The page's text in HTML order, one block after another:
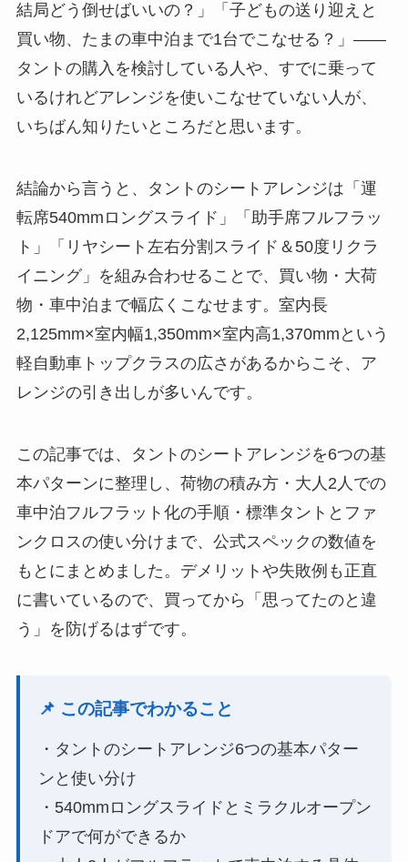
結局どう倒せばいいの？」「子どもの送り迎えと
買い物、たまの車中泊まで1台でこなせる？」——
タントの購入を検討している人や、すでに乗って
いるけれどアレンジを使いこなせていない人が、
いちばん知りたいところだと思います。
結論から言うと、タントのシートアレンジは「運
転席540mmロングスライド」「助手席フルフラッ
ト」「リヤシート左右分割スライド＆50度リクラ
イニング」を組み合わせることで、買い物・大荷
物・車中泊まで幅広くこなせます。室内長
2,125mm×室内幅1,350mm×室内高1,370mmという
軽自動車トップクラスの広さがあるからこそ、ア
レンジの引き出しが多いんです。
この記事では、タントのシートアレンジを6つの基
本パターンに整理し、荷物の積み方・大人2人での
車中泊フルフラット化の手順・標準タントとファ
ンクロスの使い分けまで、公式スペックの数値を
もとにまとめました。デメリットや失敗例も正直
に書いているので、買ってから「思ってたのと違
う」を防げるはずです。
📌 この記事でわかること
・タントのシートアレンジ6つの基本パター
ンと使い分け
・540mmロングスライドとミラクルオープン
ドアで何ができるか